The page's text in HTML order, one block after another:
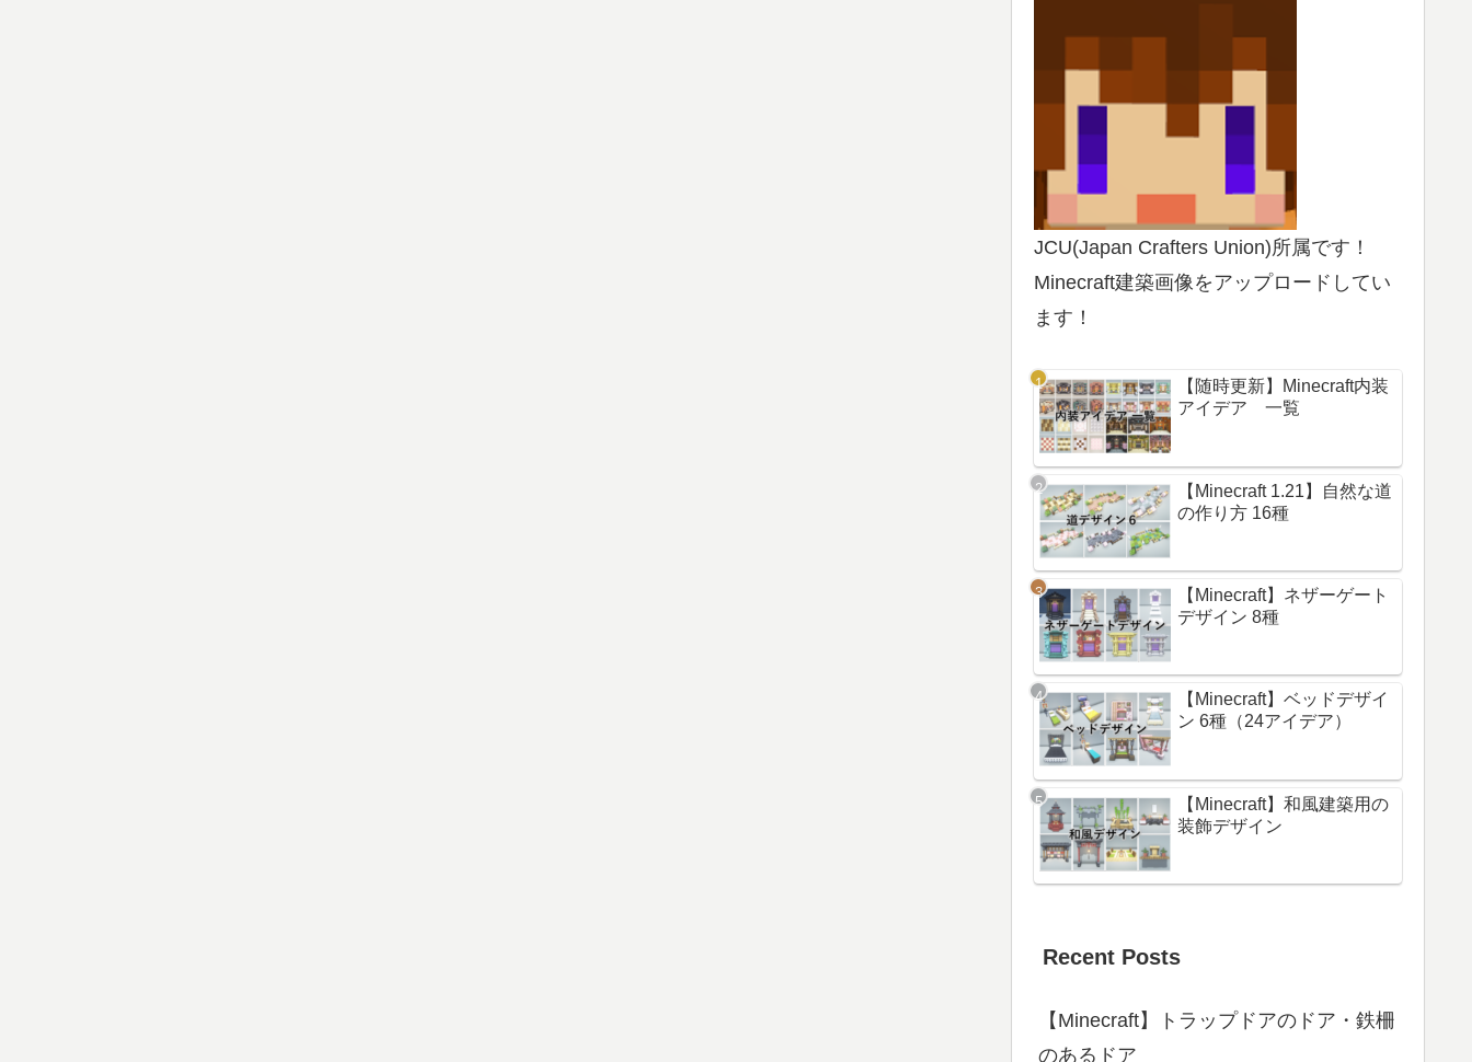
JCU(Japan Crafters Union)所属です！
Minecraft建築画像をアップロードしてい
ます！
【随時更新】Minecraft内装
アイデア 一覧
【Minecraft 1.21】自然な道
の作り方 16種
【Minecraft】ネザーゲート
デザイン 8種
【Minecraft】ベッドデザイ
ン 6種（24アイデア）
【Minecraft】和風建築用の
装飾デザイン
Recent Posts
【Minecraft】トラップドアのドア・鉄柵
のあるドア